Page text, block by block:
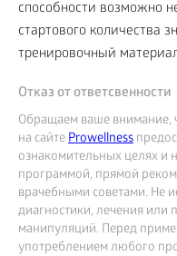
способности возможно
стартового количества
тренировочный
Отказ от ответсвенности
Обращаем ваше внимание,
на сайтеProwellness
ознакомительных целях и
программой, прямой
врачебными советами. Не
диагностики, лечения
манипуляций. Перед
употреблением любого